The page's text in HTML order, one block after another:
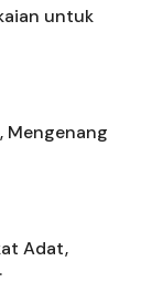
untuk
Mengenang
Adat,